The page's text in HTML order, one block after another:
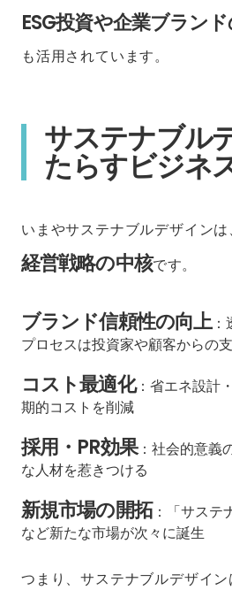
ESG投資や企業ブラン
も活用されています。
サステナブル
たらすビジネ
いまやサステナブルデザイン
経営戦略の中核です。
ブランド信頼性の向上：
プロセスは投資家や顧客からの
コスト最適化：省エネ設計
期的コストを削減
採用・PR効果：社会的意義
な人材を惹きつける
新規市場の開拓：「サステ
など新たな市場が次々に誕生
つまり、サステナブルデザイ